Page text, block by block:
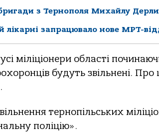
з Тернополя Михайлу
лікарні запрацювало нове МРТ-
міліціонери області
будуть звільнені. Про
тернопільських
поліцію».